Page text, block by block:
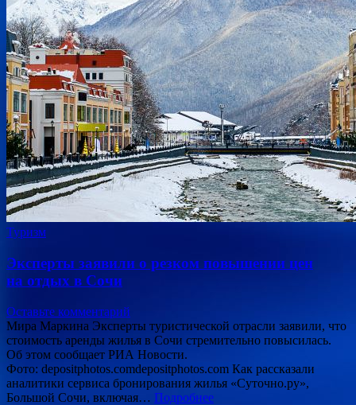
Туризм
Эксперты заявили о резком повышении цен
на отдых в Сочи
Оставьте комментарий
Мира Маркина Эксперты туристической отрасли заявили, что
стоимость аренды жилья в Сочи стремительно повысилась.
Об этом сообщает РИА Новости.
Фото: depositphotos.comdepositphotos.com Как рассказали
аналитики сервиса бронирования жилья «Суточно.ру»,
Большой Сочи, включая… Подробнее